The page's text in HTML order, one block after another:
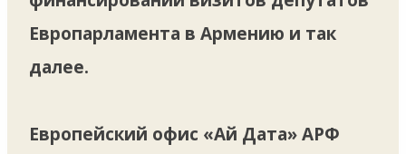
Европарламента в Армению и так
далее.
Европейский офис «Ай Дата» АРФ